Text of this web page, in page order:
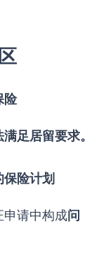
险
足居留要求。
险计划
申请中构成问